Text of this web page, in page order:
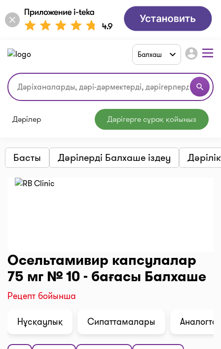
search
Балхаш account_circle
Дәрілер Дәрігерге сұрақ қойыңыз
Басты Дәрілерді Балхаше іздеу
Осельтамивир капсулалар
75 мг № 10 - бағасы Балхаше
Рецепт бойынша
Нұсқаулық
Сипаттамалары